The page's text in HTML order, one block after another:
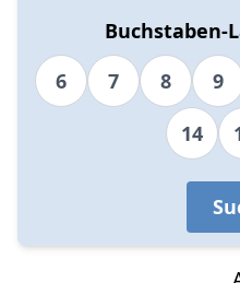
Buchstaben-
6
7 8 9
14